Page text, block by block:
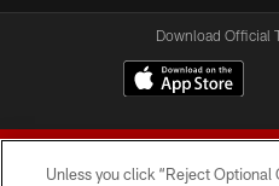
Download Official
Unless you click “Reject Optional